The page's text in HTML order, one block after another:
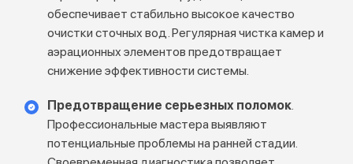
обеспечивает стабильно высокое качество
очистки сточных вод. Регулярная чистка камер и
аэрационных элементов предотвращает
снижение эффективности системы.
Предотвращение серьезных поломок.
Профессиональные мастера выявляют
потенциальные проблемы на ранней стадии.